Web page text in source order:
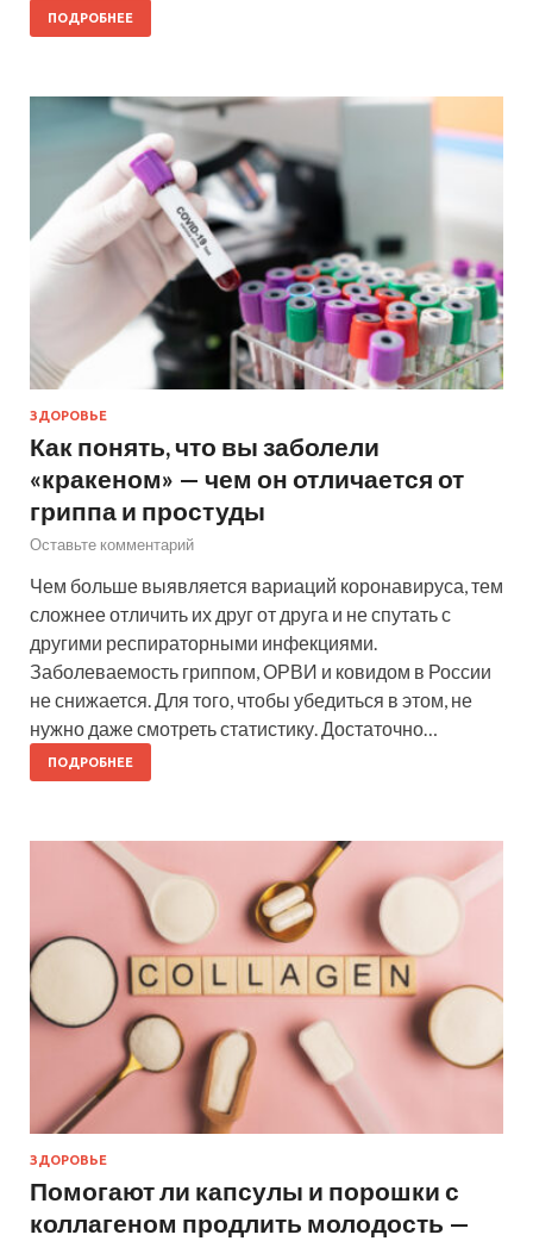
ПОДРОБНЕЕ
ЗДОРОВЬЕ
Как понять, что вы заболели
«кракеном» — чем он отличается от
гриппа и простуды
Оставьте комментарий
Чем больше выявляется вариаций коронавируса, тем
сложнее отличить их друг от друга и не спутать с
другими респираторными инфекциями.
Заболеваемость гриппом, ОРВИ и ковидом в России
не снижается. Для того, чтобы убедиться в этом, не
нужно даже смотреть статистику. Достаточно…
ПОДРОБНЕЕ
ЗДОРОВЬЕ
Помогают ли капсулы и порошки с
коллагеном продлить молодость —